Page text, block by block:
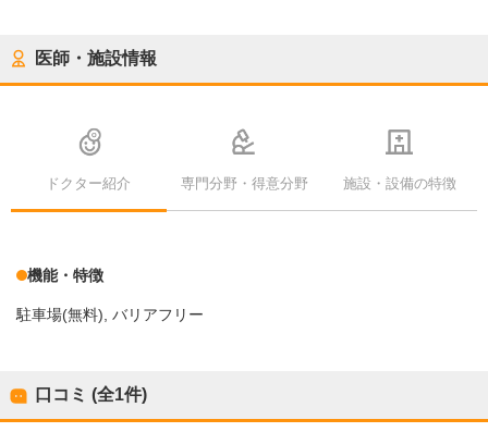
医師・施設情報
ドクター紹介 専門分野・得意分野 施設・設備の特徴
機能・特徴
駐車場(無料) バリアフリー
口コミ (全1件)